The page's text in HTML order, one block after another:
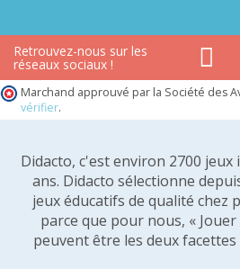
Retrouvez-nous sur les
réseaux sociaux !
Marchand approuvé par la Société des
vérifier.
Didacto, c'est environ 2700 jeux
ans. Didacto sélectionne
jeux éducatifs de qualité chez
parce que pour nous, «
peuvent être les deux facettes